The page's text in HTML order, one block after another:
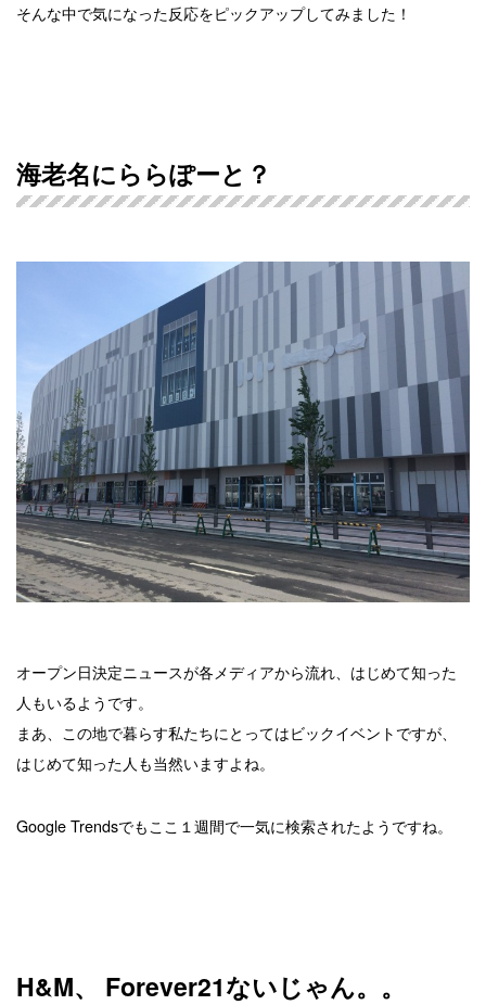
そんな中で気になった反応をピックアップしてみました！
海老名にららぽーと？
オープン日決定ニュースが各メディアから流れ、はじめて知った
人もいるようです。
まあ、この地で暮らす私たちにとってはビックイベントですが、
はじめて知った人も当然いますよね。
Google Trendsでもここ１週間で一気に検索されたようですね。
H&M、 Forever21ないじゃん。。